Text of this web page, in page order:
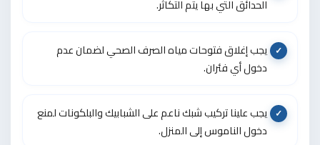
الحدائق التي بها يتم التكاثر.
يجب إغلاق فتوحات مياه الصرف الصحي لضمان عدم
دخول أي فئران.
يجب علينا تركيب شبك ناعم على الشبابيك والبلكونات لمنع
دخول الناموس إلى المنزل.